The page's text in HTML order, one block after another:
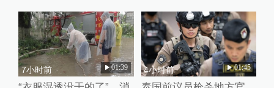
7小时前 01:39 4小时前 01:45